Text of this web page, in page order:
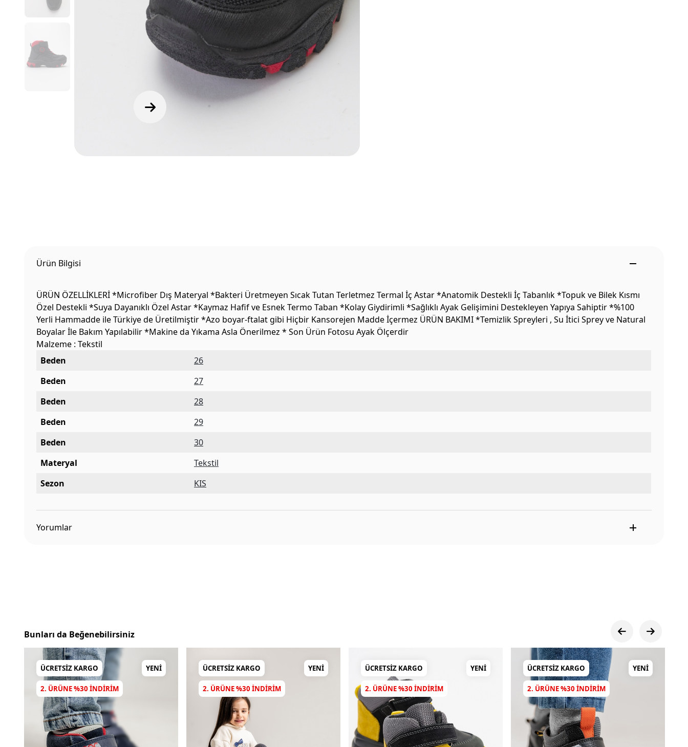
Ürün Bilgisi
ÜRÜN ÖZELLİKLERİ *Microfiber Dış Materyal *Bakteri Üretmeyen Sıcak Tutan Terletmez Termal İç Astar *Anatomik Destekli İç Tabanlık *Topuk ve Bilek Kısmı
Özel Destekli *Suya Dayanıklı Özel Astar *Kaymaz Hafif ve Esnek Termo Taban *Kolay Giydirimli *Sağlıklı Ayak Gelişimini Destekleyen Yapıya Sahiptir *%100
Yerli Hammadde ile Türkiye de Üretilmiştir *Azo boyar-ftalat gibi Hiçbir Kansorejen Madde İçermez ÜRÜN BAKIMI *Temizlik Spreyleri , Su İtici Sprey ve Natural
Boyalar İle Bakım Yapılabilir *Makine da Yıkama Asla Önerilmez * Son Ürün Fotosu Ayak Ölçerdir
Malzeme : Tekstil
Beden
26
Beden
27
Beden
28
Beden
29
Beden
30
Materyal
Tekstil
Sezon
KIS
Yorumlar
Bunları da Beğenebilirsiniz
ÜCRETSIZ KARGO YENI
2. ÜRÜNE %30 INDIRIM
ÜCRETSIZ KARGO YENI
2. ÜRÜNE %30 INDIRIM
ÜCRETSIZ KARGO YENI
2. ÜRÜNE %30 INDIRIM
ÜCRETSIZ KARGO YENI
2. ÜRÜNE %30 INDIRIM